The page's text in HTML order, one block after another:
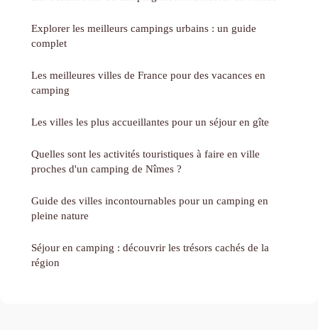
Explorer les meilleurs campings urbains : un guide
complet
Les meilleures villes de France pour des vacances en
camping
Les villes les plus accueillantes pour un séjour en gîte
Quelles sont les activités touristiques à faire en ville
proches d'un camping de Nîmes ?
Guide des villes incontournables pour un camping en
pleine nature
Séjour en camping : découvrir les trésors cachés de la
région